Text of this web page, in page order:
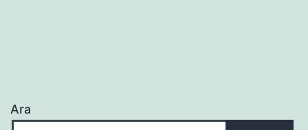
Ara